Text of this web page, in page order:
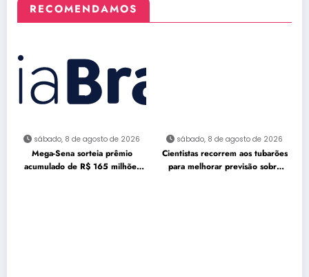
RECOMENDAMOS
sábado, 8 de agosto de 2026
Mega-Sena sorteia prêmio
acumulado de R$ 165 milhões
sábado, 8 de agosto de 2026
Cientistas recorrem aos tubarões
para melhorar previsão sobre